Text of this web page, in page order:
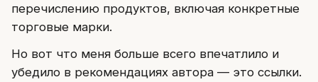
перечислению продуктов, включая конкретные
торговые марки.
Но вот что меня больше всего впечатлило и
убедило в рекомендациях автора — это ссылки.